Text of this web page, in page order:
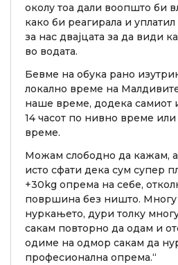
околу тоа дали воопшто би
како би реагирала и
за нас двајцата за да види
во водата.
Бевме на обука рано
локално време на
наше време, додека самиот
14 часот по нивно време или
време.
Можам слободно да кажам,
исто сфати дека сум супер
+30kg опрема на себе,
површина без ништо.
нуркањето, дури толку
сакам повторно да одам и
одиме на одмор сакам да
професионална опрема.“